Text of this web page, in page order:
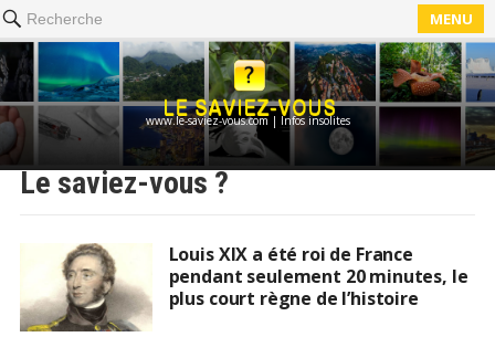
Recherche MENU
www.le-saviez-vous.com | Infos insolites
Le saviez-vous ?
Louis XIX a été roi de France
pendant seulement 20 minutes, le
plus court règne de l’histoire